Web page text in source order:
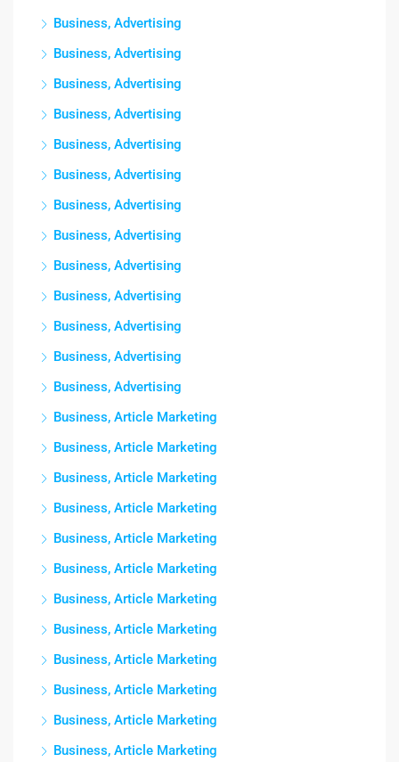
Business, Advertising
Business, Advertising
Business, Advertising
Business, Advertising
Business, Advertising
Business, Advertising
Business, Advertising
Business, Advertising
Business, Advertising
Business, Advertising
Business, Advertising
Business, Advertising
Business, Advertising
Business, Article Marketing
Business, Article Marketing
Business, Article Marketing
Business, Article Marketing
Business, Article Marketing
Business, Article Marketing
Business, Article Marketing
Business, Article Marketing
Business, Article Marketing
Business, Article Marketing
Business, Article Marketing
Business, Article Marketing